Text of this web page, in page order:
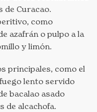
de Curacao.
como
azafrán o pulpo a la
y limón.
principales, como el
lento servido
bacalao asado
de alcachofa.